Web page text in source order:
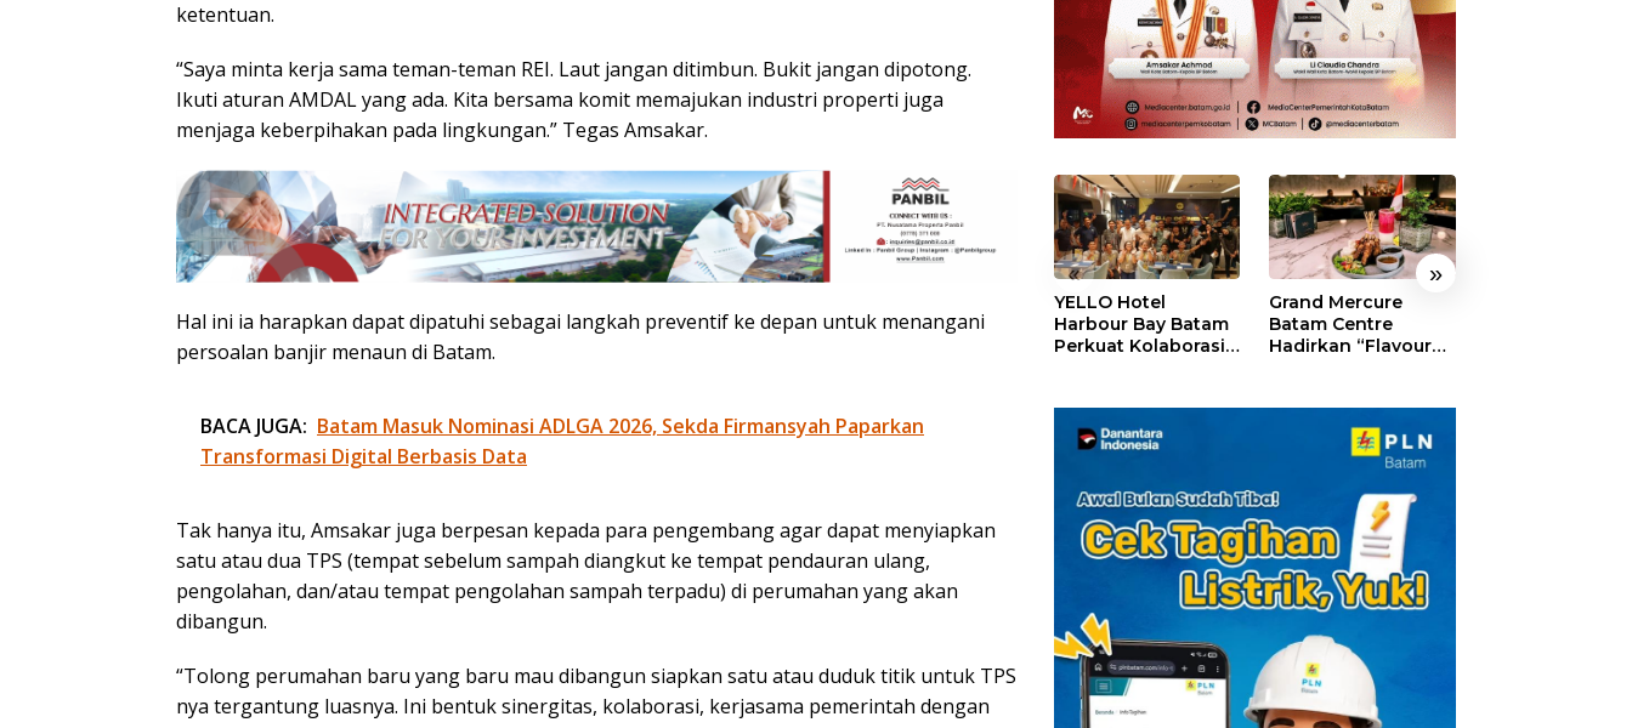
ketentuan.
“Saya minta kerja sama teman-teman REI. Laut jangan ditimbun. Bukit jangan dipotong.
Ikuti aturan AMDAL yang ada. Kita bersama komit memajukan industri properti juga
menjaga keberpihakan pada lingkungan.” Tegas Amsakar.
Hal ini ia harapkan dapat dipatuhi sebagai langkah preventif ke depan untuk menangani
persoalan banjir menaun di Batam.
BACA JUGA: Batam Masuk Nominasi ADLGA 2026, Sekda Firmansyah Paparkan
Transformasi Digital Berbasis Data
Tak hanya itu, Amsakar juga berpesan kepada para pengembang agar dapat menyiapkan
satu atau dua TPS (tempat sebelum sampah diangkut ke tempat pendauran ulang,
pengolahan, dan/atau tempat pengolahan sampah terpadu) di perumahan yang akan
dibangun.
“Tolong perumahan baru yang baru mau dibangun siapkan satu atau duduk titik untuk TPS
nya tergantung luasnya. Ini bentuk sinergitas, kolaborasi, kerjasama pemerintah dengan
« »
YELLO Hotel
Harbour Bay Batam
Perkuat Kolaborasi
Connect
Grand Mercure
Batam Centre
Hadirkan “Flavours
dengan Cita Rasa
Kuliner Indonesia